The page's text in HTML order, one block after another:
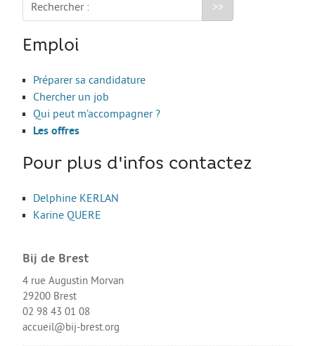
L’orientation
Les stages
Bafa et animation
La formation continue
Métiers en uniforme
Année de Césure
Préparer son départ
Emploi
Volontariat
Bénévolat
Rechercher :
Emploi
Préparer sa candidature
Chercher un job
Qui peut m’accompagner ?
Les offres
Pour plus d'infos contactez
Delphine KERLAN
Karine QUERE
Bij de Brest
4 rue Augustin Morvan
29200 Brest
02 98 43 01 08
accueil@bij-brest.org